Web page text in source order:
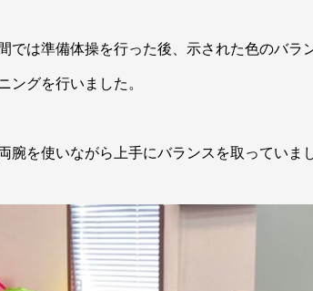
では準備体操を行った後、示された色のバラ
ングを行いました。
腕を使いながら上手にバランスを取っていま